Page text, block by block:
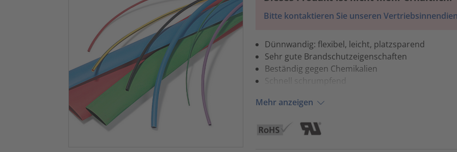
Bitte kontaktieren Sie unseren
Dünnwandig: flexibel, leicht, platzsparend
Sehr gute Brandschutzeigenschaften
Beständig gegen Chemikalien
Schnell schrumpfend
Mehr anzeigen